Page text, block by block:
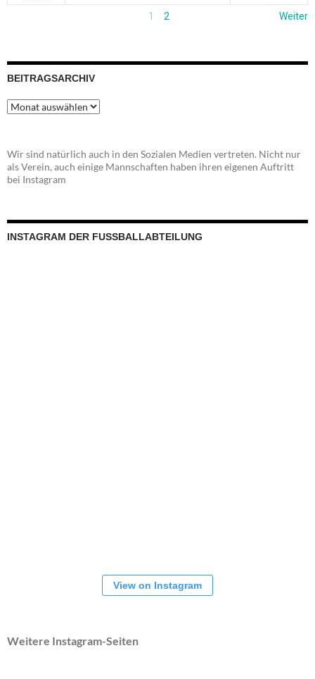
1 2 Weiter
BEITRAGSARCHIV
Beitragsarchiv
Wir sind natürlich auch in den Sozialen Medien vertreten. Nicht nur
als Verein, auch einige Mannschaften haben ihren eigenen Auftritt
bei Instagram
INSTAGRAM DER FUSSBALLABTEILUNG
View on Instagram
Weitere Instagram-Seiten